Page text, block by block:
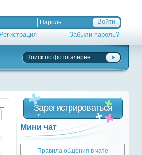
Регистрация Забыли пароль?
Зарегистрироваться
Мини чат
Правила общения в чате